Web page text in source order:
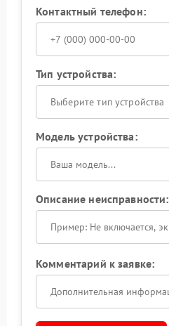
Контактный телефон:
Тип устройства:
Выберите тип устройства
Модель устройства:
Описание неисправности:
Комментарий к заявке: